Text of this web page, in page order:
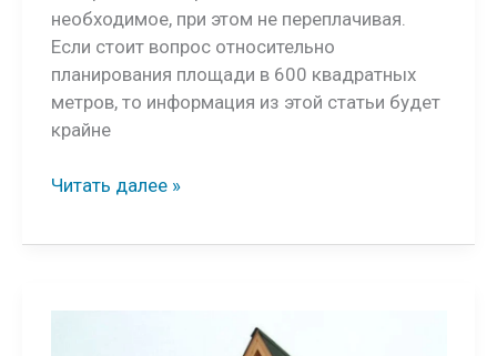
необходимое, при этом не переплачивая.
Если стоит вопрос относительно
планирования площади в 600 квадратных
метров, то информация из этой статьи будет
крайне
План
участка
Читать далее »